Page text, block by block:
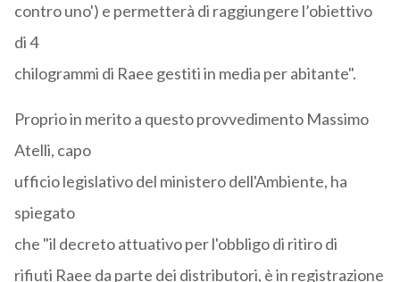
contro uno') e permetterà di raggiungere l’obiettivo
di 4
chilogrammi di Raee gestiti in media per abitante".
Proprio in merito a questo provvedimento Massimo
Atelli, capo
ufficio legislativo del ministero dell'Ambiente, ha
spiegato
che "il decreto attuativo per l'obbligo di ritiro di
rifiuti Raee da parte dei distributori, è in registrazione